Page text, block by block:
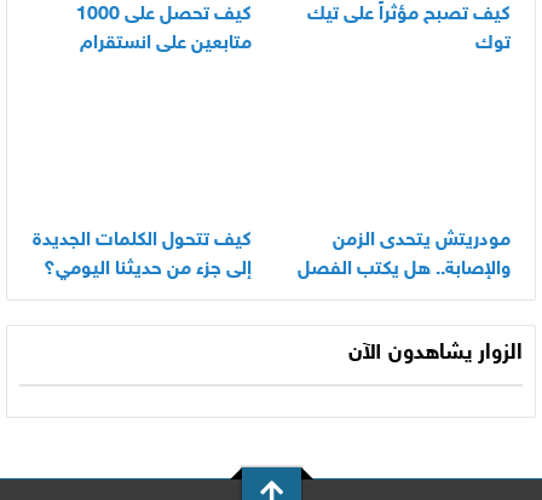
كيف تصبح مؤثراً على تيك
توك
كيف تحصل على 1000
متابعين على انستقرام
مودريتش يتحدى الزمن
والإصابة.. هل يكتب الفصل
الأخير في أسطورته
المونديالية؟
كيف تتحول الكلمات الجديدة
إلى جزء من حديثنا اليومي؟
الزوار يشاهدون الآن